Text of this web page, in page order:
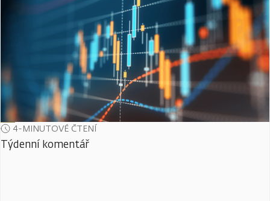
4-MINUTOVÉ ČTENÍ
Týdenní komentář